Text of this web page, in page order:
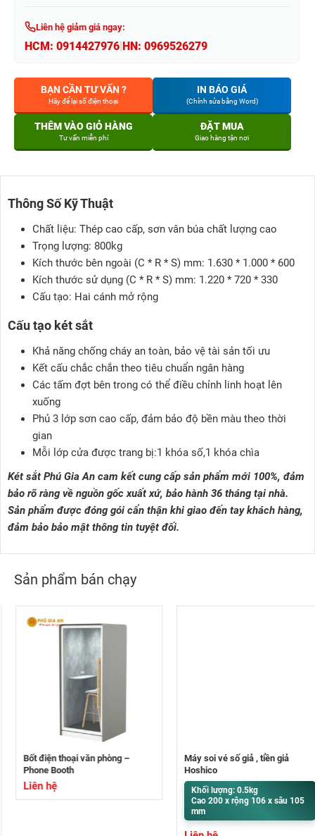
Liên hệ giảm giá ngay:
HCM: 0914427976 HN: 0969526279
BẠN CẦN TƯ VẤN ?
Hãy để lại số điện thoại
IN BÁO GIÁ
(Chỉnh sửa bằng Word)
THÊM VÀO GIỎ HÀNG
Tư vấn miễn phí
ĐẶT MUA
Giao hàng tận nơi
Thông Số Kỹ Thuật
Chất liệu: Thép cao cấp, sơn vân búa chất lượng cao
Trọng lượng: 800kg
Kích thước bên ngoài (C * R * S) mm: 1.630 * 1.000 * 600
Kích thước sử dụng (C * R * S) mm: 1.220 * 720 * 330
Cấu tạo: Hai cánh mở rộng
Cấu tạo két sắt
Khả năng chống cháy an toàn, bảo vệ tài sản tối ưu
Kết cấu chắc chắn theo tiêu chuẩn ngân hàng
Các tấm đợt bên trong có thể điều chỉnh linh hoạt lên
xuống
Phủ 3 lớp sơn cao cấp, đảm bảo độ bền màu theo thời
gian
Mỗi lớp cửa được trang bị:1 khóa số,1 khóa chìa
Két sắt Phú Gia An cam kết cung cấp sản phẩm mới 100%, đảm
bảo rõ ràng về nguồn gốc xuất xứ, bảo hành 36 tháng tại nhà.
Sản phẩm được đóng gói cẩn thận khi giao đến tay khách hàng,
đảm bảo bảo mật thông tin tuyệt đối.
Sản phẩm bán chạy
Bốt điện thoại văn phòng –
Phone Booth
Liên hệ
Máy soi vé số giả , tiền giả
Hoshico
Khối lượng: 0.5kg
Cao 200 x rộng 106 x sâu 105
mm